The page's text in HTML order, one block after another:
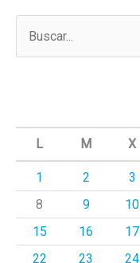
a
L M X
1 2 3
8
9 10
15
16 17
22
23 24